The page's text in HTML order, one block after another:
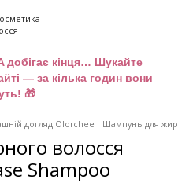
добігає кінця… Шукайте
— за кілька годин вони
🎁
догляд Olorchee Шампунь для
волосся
Shampoo